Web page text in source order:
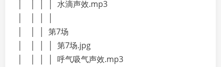
│ │ │ │ 水滴声效.mp3
│ │ │ 第7场
│ │ │ │ 第7场.jpg
│ │ │ │ 呼气吸气声效.mp3